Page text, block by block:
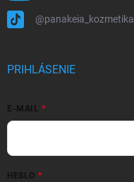
@panakeia_kozmetika
PRIHLÁSENIE
E-MAIL
HESLO